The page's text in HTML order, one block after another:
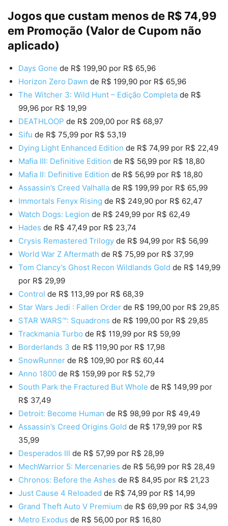
Jogos que custam menos de R$ 74,99
em Promoção (Valor de Cupom não
aplicado)
Days Gone de R$ 199,90 por R$ 65,96
Horizon Zero Dawn de R$ 199,90 por R$ 65,96
The Witcher 3: Wild Hunt – Edição Completa de R$
99,96 por R$ 19,99
DEATHLOOP de R$ 209,00 por R$ 68,97
Sifu de R$ 75,99 por R$ 53,19
Dying Light Enhanced Edition de R$ 74,99 por R$ 22,49
Mafia III: Definitive Edition de R$ 56,99 por R$ 18,80
Mafia II: Definitive Edition de R$ 56,99 por R$ 18,80
Assassin’s Creed Valhalla de R$ 199,99 por R$ 65,99
Immortals Fenyx Rising de R$ 249,90 por R$ 62,47
Watch Dogs: Legion de R$ 249,99 por R$ 62,49
Hades de R$ 47,49 por R$ 23,74
Crysis Remastered Trilogy de R$ 94,99 por R$ 56,99
World War Z Aftermath de R$ 75,99 por R$ 37,99
Tom Clancy’s Ghost Recon Wildlands Gold de R$ 149,99
por R$ 29,99
Control de R$ 113,99 por R$ 68,39
Star Wars Jedi : Fallen Order de R$ 199,00 por R$ 29,85
STAR WARS™: Squadrons de R$ 199,00 por R$ 29,85
Trackmania Turbo de R$ 119,99 por R$ 59,99
Borderlands 3 de R$ 119,90 por R$ 17,98
SnowRunner de R$ 109,90 por R$ 60,44
Anno 1800 de R$ 159,99 por R$ 52,79
South Park the Fractured But Whole de R$ 149,99 por
R$ 37,49
Detroit: Become Human de R$ 98,99 por R$ 49,49
Assassin’s Creed Origins Gold de R$ 179,99 por R$
35,99
Desperados III de R$ 57,99 por R$ 28,99
MechWarrior 5: Mercenaries de R$ 56,99 por R$ 28,49
Chronos: Before the Ashes de R$ 84,95 por R$ 21,23
Just Cause 4 Reloaded de R$ 74,99 por R$ 14,99
Grand Theft Auto V Premium de R$ 69,99 por R$ 34,99
Metro Exodus de R$ 56,00 por R$ 16,80